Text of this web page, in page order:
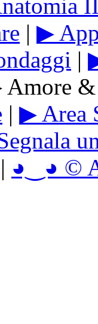
| ▶
|
Amore
| ▶ Area
| ◕‿◕ ©